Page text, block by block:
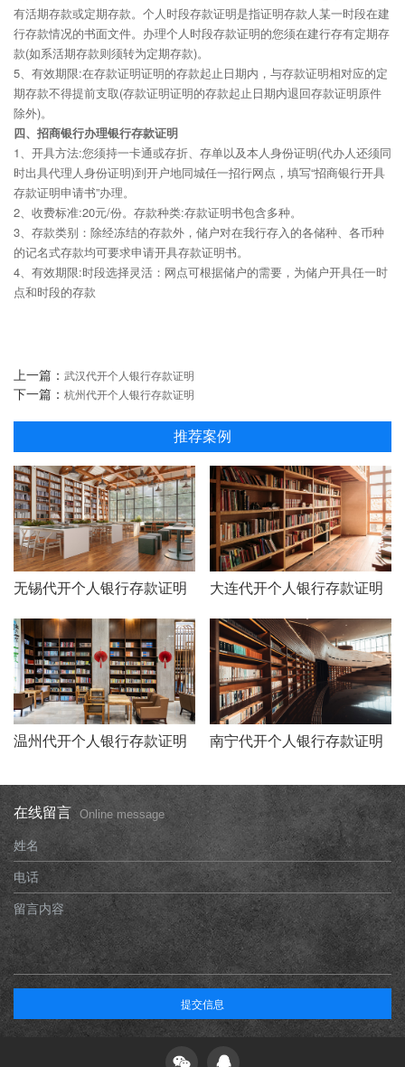
有活期存款或定期存款。个人时段存款证明是指证明存款人某一时段在建
行存款情况的书面文件。办理个人时段存款证明的您须在建行存有定期存
款(如系活期存款则须转为定期存款)。
5、有效期限:在存款证明证明的存款起止日期内，与存款证明相对应的定
期存款不得提前支取(存款证明证明的存款起止日期内退回存款证明原件
除外)。
四、招商银行办理银行存款证明
1、开具方法:您须持一卡通或存折、存单以及本人身份证明(代办人还须同
时出具代理人身份证明)到开户地同城任一招行网点，填写“招商银行开具
存款证明申请书”办理。
2、收费标准:20元/份。存款种类:存款证明书包含多种。
3、存款类别：除经冻结的存款外，储户对在我行存入的各储种、各币种
的记名式存款均可要求申请开具存款证明书。
4、有效期限:时段选择灵活：网点可根据储户的需要，为储户开具任一时
点和时段的存款
上一篇： 武汉代开个人银行存款证明
下一篇： 杭州代开个人银行存款证明
推荐案例
无锡代开个人银行存款证明 大连代开个人银行存款证明
温州代开个人银行存款证明 南宁代开个人银行存款证明
在线留言 Online message
姓名
电话
留言内容
提交信息